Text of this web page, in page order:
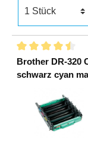
Brother DR-320
schwarz cyan